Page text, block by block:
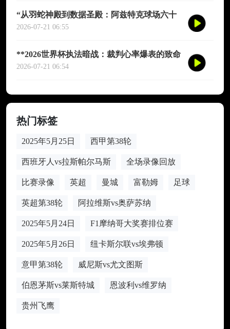
“从羽蛇神殿到数据圣殿：阿兹特克球场六十
年世界杯的文明跃迁”
2026-07-21 06:55
**2026世界杯执法暗战：裁判心率爆表的致命
90分钟**
2026-07-21 06:54
热门标签
2025年5月25日 西甲第38轮
西班牙人vs拉斯帕尔马斯 全场录像回放
比赛录像 英超 曼城 富勒姆 足球
英超第38轮 阿拉维斯vs奥萨苏纳
2025年5月24日 F1摩纳哥大奖赛排位赛
2025年5月26日 纽卡斯尔联vs埃弗顿
意甲第38轮 威尼斯vs尤文图斯
伯恩茅斯vs莱斯特城 恩波利vs维罗纳
贵州飞鹰